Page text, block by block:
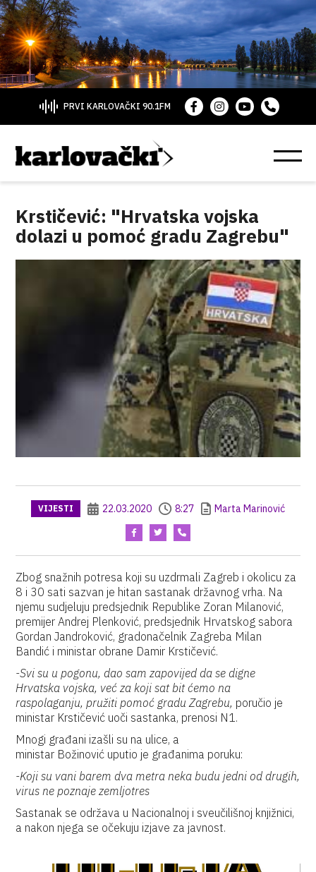
PRVI KARLOVAČKI 90.1FM
Krstičević: "Hrvatska vojska
dolazi u pomoć gradu Zagrebu"
VIJESTI 22.03.2020 8:27 Marta Marinović
Zbog snažnih potresa koji su uzdrmali Zagreb i okolicu za
8 i 30 sati sazvan je hitan sastanak državnog vrha. Na
njemu sudjeluju predsjednik Republike Zoran Milanović,
premijer Andrej Plenković, predsjednik Hrvatskog sabora
Gordan Jandroković, gradonačelnik Zagreba Milan
Bandić i ministar obrane Damir Krstičević.
-Svi su u pogonu, dao sam zapovijed da se digne
Hrvatska vojska, već za koji sat bit ćemo na
raspolaganju, pružiti pomoć gradu Zagrebu, poručio je
ministar Krstičević uoči sastanka, prenosi N1.
Mnogi građani izašli su na ulice, a
ministar Božinović uputio je građanima poruku:
-Koji su vani barem dva metra neka budu jedni od drugih,
virus ne poznaje zemljotres
Sastanak se održava u Nacionalnoj i sveučilišnoj knjižnici,
a nakon njega se očekuju izjave za javnost.